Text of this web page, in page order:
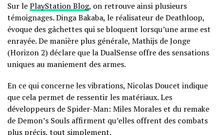
Sur lePlayStation Blog, on retrouve ainsi plusieurs
témoignages. Dinga Bakaba, le réalisateur de Deathloop,
évoque des gâchettes qui se bloquent lorsqu’une arme est
enrayée. De manière plus générale, Mathijs de Jonge
(Horizon 2) déclare que la DualSense offre des sensations
uniques au maniement des armes.
En ce qui concerne les vibrations, Nicolas Doucet indique
que cela permet de ressentir les matériaux. Les
développeurs de Spider-Man: Miles Morales et du remake
de Demon’s Souls affirment qu’elles offrent des combats
plus précis, tout simplement.